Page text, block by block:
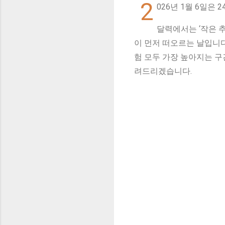
2 026년 1월 6일은
달력에서는 ‘작은
이 먼저 떠오르는 날입니
험 모두 가장 높아지는
려드리겠습니다.